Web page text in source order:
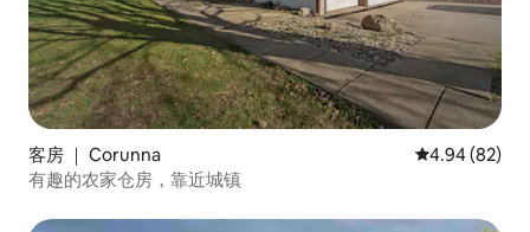
客房 ｜ Corunna 平均评分 4.94
4.94 (82)
有趣的农家仓房，靠近城镇